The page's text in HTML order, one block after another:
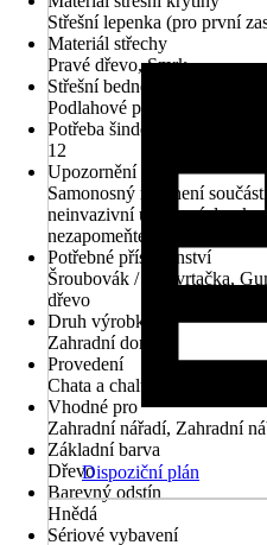
Střešní lepenka (pro první
Materiál střechy
Pravé dřevo, Smrk
Střešní bednění
Podlahové prkno s perem a
Potřeba šindelů v m²
12
Upozornění
Samonosný rošt není
neinvazivní ukotvení domku
nezapomeňte přikoupit také
Potřebné příslušenství
Šroubovák / aku vrtačka,
dřevo
Druh výrobku
Zahradní domek
Provedení
Chata a chalupa
Vhodné pro
Zahradní nářadí, Zahradní
Základní barva
Dřevo
Barevný odstín
Hnědá
Sériové vybavení
Dispoziční plán